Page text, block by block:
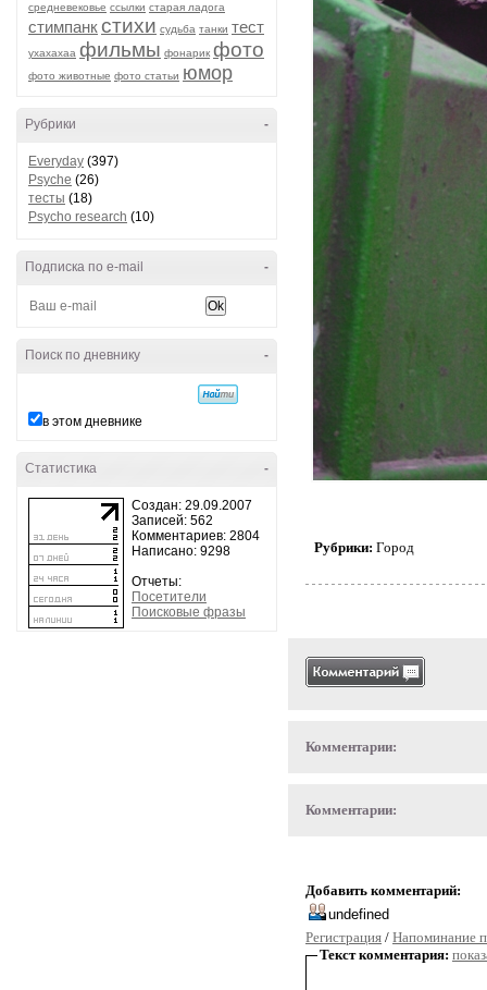
средневековье ссылки старая ладога
стимпанкстихи судьба танки тест
ухахахаа фильмы фонарик фото
фото животные фото статьи юмор
-
Рубрики
Everyday (397)
Psyche (26)
тесты (18)
Psycho research (10)
-
Подписка по e-mail
-
Поиск по дневнику
в этом дневнике
-
Статистика
Создан: 29.09.2007
Записей: 562
Комментариев: 2804
Написано: 9298
Отчеты:
Посетители
Поисковые фразы
Рубрики: Город
Комментарии:
Комментарии:
Добавить комментарий:
Регистрация / Напоминание
Текст комментария: